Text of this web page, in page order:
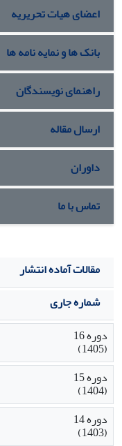
اعضای هیات تحریریه
بانک ها و نمایه نامه ها
راهنمای نویسندگان
ارسال مقاله
داوران
تماس با ما
مقالات آماده انتشار
شماره جاری
دوره 16
(1405)
دوره 15
(1404)
دوره 14
(1403)